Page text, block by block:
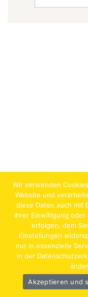
Jobs Lehrstellen
Hentschläger Bau
Wir verwenden
Website und
diese Daten auch mit
Ihrer Einwilligung
erfolgen, dem
Einstellungen
nur in essenzielle
in der
Akzeptieren und